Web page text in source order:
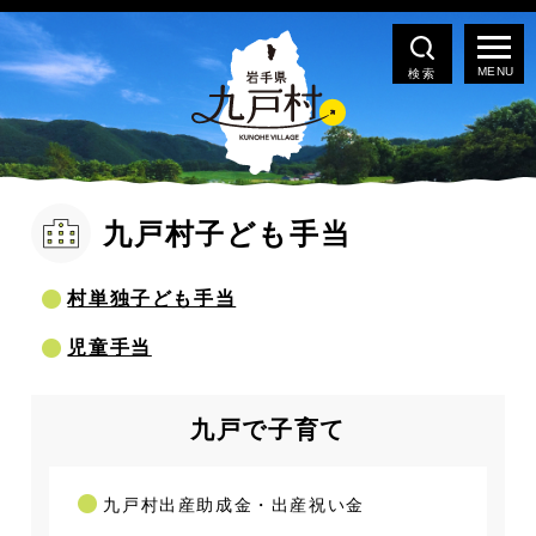
検索
九戸村子ども手当
村単独子ども手当
児童手当
九戸で子育て
九戸村出産助成金・出産祝い金